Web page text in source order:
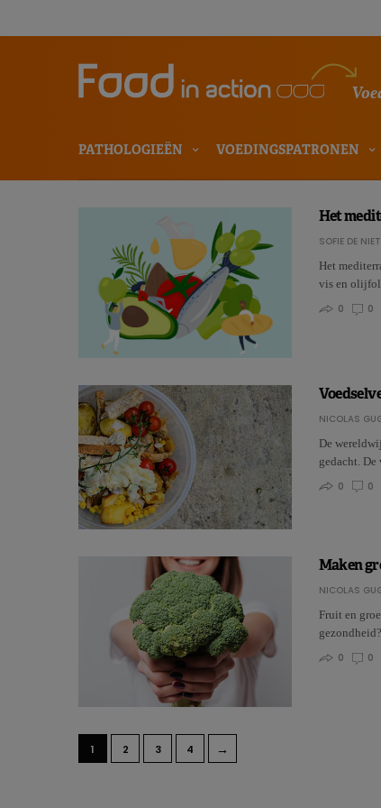
PATHOLOGIEËN VOEDINGSPATRONEN
Het
SOFIE DE NIET
Het
vis en
0
0
NICOLAS
De
gedacht.
0
0
Maken
NICOLAS
Fruit en
0
0
1 2 3 4 →